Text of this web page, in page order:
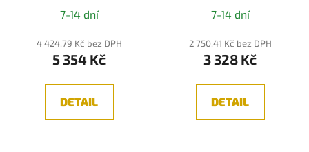
7-14 dní
4 424,79 Kč bez DPH
5 354 Kč
DETAIL
7-14 dní
2 750,41 Kč bez DPH
3 328 Kč
DETAIL